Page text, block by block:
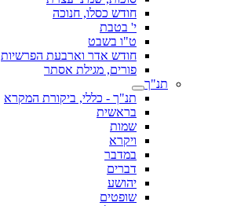
חודש כסלו, חנוכה
י' בטבת
ט"ו בשבט
חודש אדר וארבעת הפרשיות
פורים, מגילת אסתר
תנ"ך
תנ"ך - כללי, ביקורת המקרא
בראשית
שמות
ויקרא
במדבר
דברים
יהושע
שופטים